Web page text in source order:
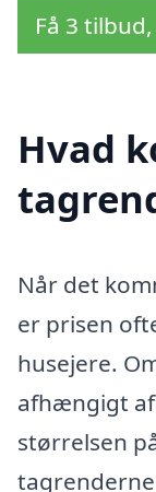
Få 3
Hvad
Når det
er prisen
husejere.
afhængigt
størrelsen